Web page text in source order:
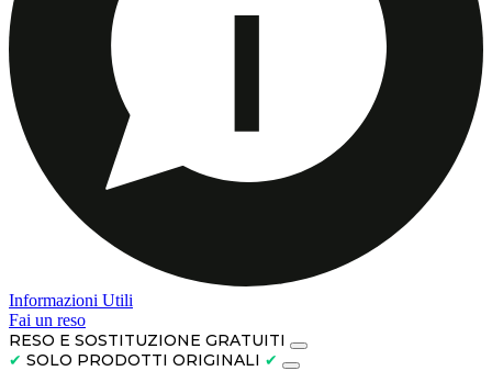
Informazioni Utili
Fai un reso
RESO E SOSTITUZIONE GRATUITI
✔ SOLO PRODOTTI ORIGINALI ✔